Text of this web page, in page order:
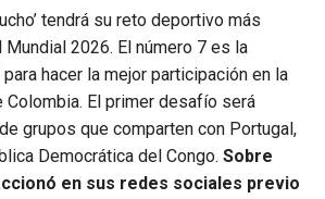
tendrá su reto deportivo más
2026. El número 7 es la
para hacer la mejor participación en la
Colombia. El primer desafío será
grupos que comparten con Portugal,
Democrática del Congo. Sobre
en sus redes sociales previo